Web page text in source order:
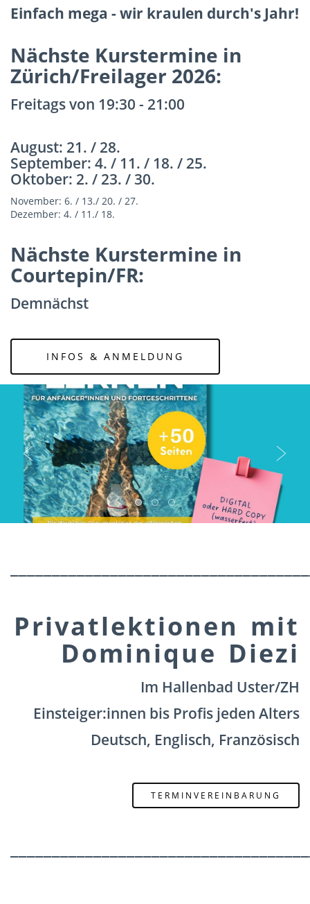
Einfach mega - wir kraulen durch's Jahr!
Nächste Kurstermine in
Zürich/Freilager 2026:
Freitags von 19:30 - 21:00
August: 21. / 28.
September: 4. / 11. / 18. / 25.
Oktober: 2. / 23. / 30.
November: 6. / 13./ 20. / 27.
Dezember: 4. / 11./ 18.
Nächste Kurstermine in
Courtepin/FR:
Demnächst
INFOS & ANMELDUNG
Privatlektionen mit
Dominique Diezi
Im Hallenbad Uster/ZH
Einsteiger:innen bis Profis jeden Alters
Deutsch, Englisch, Französisch
TERMINVEREINBARUNG